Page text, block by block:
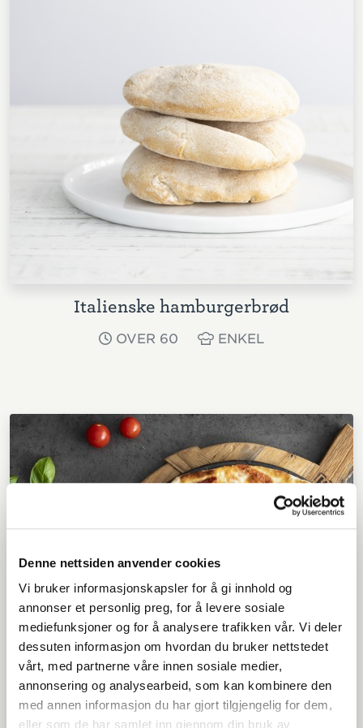
Denne nettsiden anvender cookies
Vi bruker informasjonskapsler for å gi innhold og
annonser et personlig preg, for å levere sosiale
mediefunksjoner og for å analysere trafikken vår. Vi deler
dessuten informasjon om hvordan du bruker nettstedet
vårt, med partnerne våre innen sosiale medier,
annonsering og analysearbeid, som kan kombinere den
med annen informasjon du har gjort tilgjengelig for dem,
eller som de har samlet inn gjennom din bruk av
Italienske hamburgerbrød
OVER 60 ENKEL